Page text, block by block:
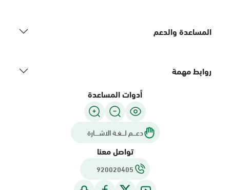
المساعدة والدعم
روابط مهمة
أدوات المساعدة
دعـــم لـــغـة الاشــــارة
تواصل معنا
920020405